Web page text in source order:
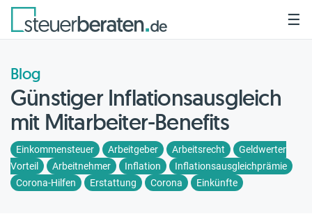
☰
Blog
Günstiger Inflationsausgleich
mit Mitarbeiter-Benefits
Einkommensteuer Arbeitgeber Arbeitsrecht
Geldwerter
Vorteil
Arbeitnehmer Inflation
Inflationsausgleichprämie
Corona-Hilfen
Erstattung Corona Einkünfte